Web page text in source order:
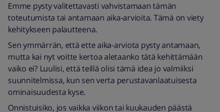
Emme pysty valitettavasti vahvistamaan tämän
toteutumista tai antamaan aika-arvioita. Tämä on viety
kehitykseen palautteena.
Sen ymmärrän, että ette aika-arviota pysty antamaan,
mutta kai nyt voitte kertoa aletaanko tätä kehittämään
vaiko ei? Luulisi, että teillä olisi tämä idea jo valmiiksi
suunnitelmissa, kun sen verta perustavanlaatuisesta
ominaisuudesta kyse.
Onnistuisiko, jos vaikka viikon tai kuukauden päästä